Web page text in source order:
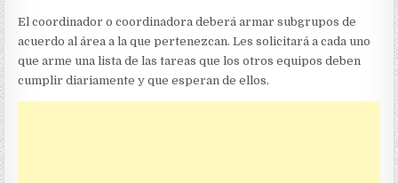
El coordinador o coordinadora deberá armar subgrupos de
acuerdo al área a la que pertenezcan. Les solicitará a cada uno
que arme una lista de las tareas que los otros equipos deben
cumplir diariamente y que esperan de ellos.